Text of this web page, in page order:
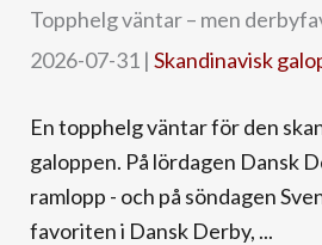
Topphelg väntar – men
2026-07-31 | Skandinavisk
En topphelg väntar för den
galoppen. På lördagen Dansk
ramlopp - och på söndagen
favoriten i Dansk Derby, ...